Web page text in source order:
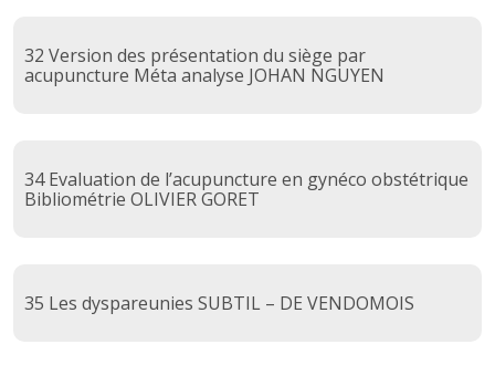
32 Version des présentation du siège par
acupuncture Méta analyse JOHAN NGUYEN
34 Evaluation de l’acupuncture en gynéco obstétrique
Bibliométrie OLIVIER GORET
35 Les dyspareunies SUBTIL – DE VENDOMOIS